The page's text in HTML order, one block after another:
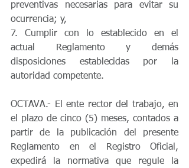
preventivas necesarias para evitar su
ocurrencia; y,
7. Cumplir con lo establecido en el
actual Reglamento y demás
disposiciones establecidas por la
autoridad competente.
OCTAVA.- El ente rector del trabajo, en
el plazo de cinco (5) meses, contados a
partir de la publicación del presente
Reglamento en el Registro Oficial,
expedirá la normativa que regule la